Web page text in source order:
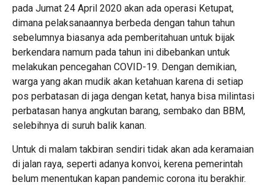
pada Jumat 24 April 2020 akan ada operasi Ketupat,
dimana pelaksanaannya berbeda dengan tahun tahun
sebelumnya biasanya ada pemberitahuan untuk bijak
berkendara namum pada tahun ini dibebankan untuk
melakukan pencegahan COVID-19. Dengan demikian,
warga yang akan mudik akan ketahuan karena di setiap
pos perbatasan di jaga dengan ketat, hanya bisa milintasi
perbatasan hanya angkutan barang, sembako dan BBM,
selebihnya di suruh balik kanan.
Untuk di malam takbiran sendiri tidak akan ada keramaian
di jalan raya, seperti adanya konvoi, kerena pemerintah
belum menentukan kapan pandemic corona itu berakhir.